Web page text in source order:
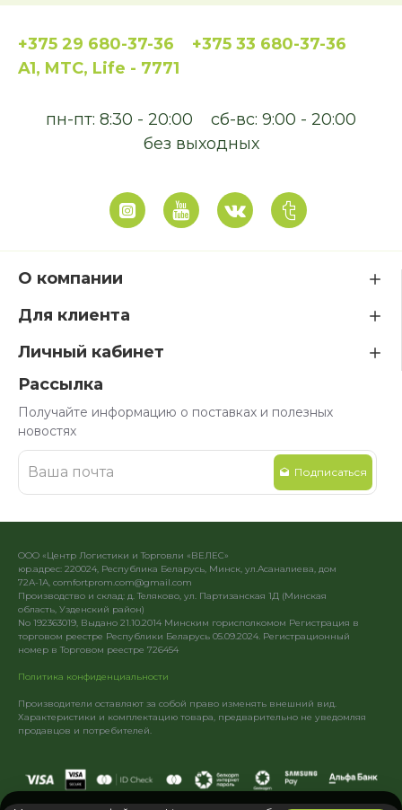
+375 29 680-37-36
+375 33 680-37-36
A1, MTC, Life - 7771
пн-пт: 8:30 - 20:00
сб-вс: 9:00 - 20:00
без выходных
О компании
Для клиента
Личный кабинет
Рассылка
Получайте информацию о поставках и полезных
новостях
Подписаться
ООО «Центр Логистики и Торговли «ВЕЛЕС»
юр.адрес: 220024, Республика Беларусь, Минск, ул.Асаналиева, дом
72А-1А, comfortprom.com@gmail.com
Производство и склад: д. Теляково, ул. Партизанская 1Д (Минская
область, Узденский район)
No 192363019, Выдано 21.10.2014 Минским горисполкомом Регистрация в
торговом реестре Республики Беларусь 05.09.2024. Регистрационный
номер в Торговом реестре 726454
Политика конфиденциальности
Производители оставляют за собой право изменять внешний вид.
Характеристики и комплектацию товара, предварительно не уведомляя
продавцов и потребителей.